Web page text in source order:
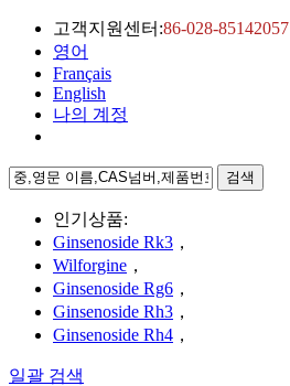
고객지원센터:86-028-85142057
영어
Français
English
나의 계정
검색
인기상품:
Ginsenoside Rk3 ，
Wilforgine ，
Ginsenoside Rg6 ，
Ginsenoside Rh3 ，
Ginsenoside Rh4 ，
일괄 검색